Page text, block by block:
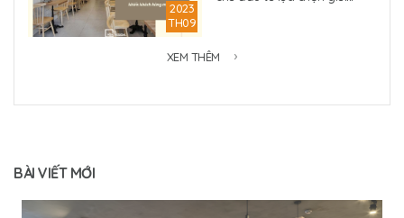
2023
TH09
XEM THÊM
BÀI VIẾT MỚI